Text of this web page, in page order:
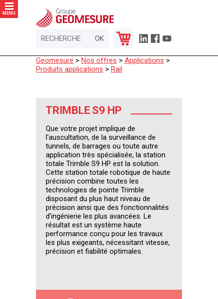
MENU
Geomesure > Nos offres > Applications >
Produits applications > Rail
TRIMBLE S9 HP
Que votre projet implique de
l'auscultation, de la surveillance de
tunnels, de barrages ou toute autre
application très spécialisée, la station
totale Trimble S9 HP est la solution.
Cette station totale robotique de haute
précision combine toutes les
technologies de pointe Trimble
disposant du plus haut niveau de
précision ainsi que des fonctionnalités
d'ingénierie les plus avancées. Le
résultat est un système haute
performance conçu pour les travaux
les plus exigeants, nécessitant vitesse,
précision et fiabilité optimales.
Panneau de gestion des cookies